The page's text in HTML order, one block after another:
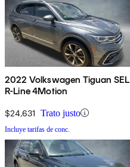
2022 Volkswagen Tiguan SEL
R-Line 4Motion
$24,631 Trato justo
Incluye tarifas de conc.